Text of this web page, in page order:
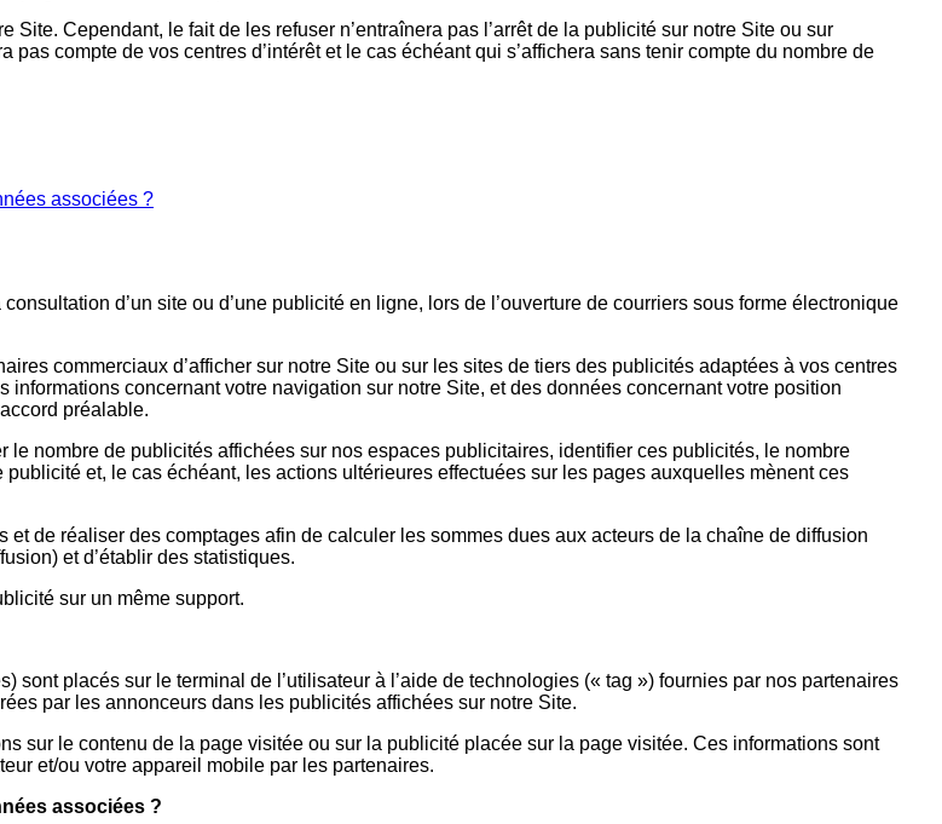
Site. Cependant, le fait de les refuser n’entraînera pas l’arrêt de la publicité sur notre Site ou sur
compte de vos centres d’intérêt et le cas échéant qui s’affichera sans tenir compte du nombre de
associées ?
d’un site ou d’une publicité en ligne, lors de l’ouverture de courriers sous forme électronique
commerciaux d’afficher sur notre Site ou sur les sites de tiers des publicités adaptées à vos centres
informations concernant votre navigation sur notre Site, et des données concernant votre position
préalable.
le nombre de publicités affichées sur nos espaces publicitaires, identifier ces publicités, le nombre
et, le cas échéant, les actions ultérieures effectuées sur les pages auxquelles mènent ces
et de réaliser des comptages afin de calculer les sommes dues aux acteurs de la chaîne de diffusion
et d’établir des statistiques.
sur un même support.
placés sur le terminal de l’utilisateur à l’aide de technologies (« tag ») fournies par nos partenaires
par les annonceurs dans les publicités affichées sur notre Site.
sur le contenu de la page visitée ou sur la publicité placée sur la page visitée. Ces informations sont
et/ou votre appareil mobile par les partenaires.
associées ?